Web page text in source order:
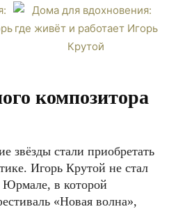
композитора
звёзды стали приобретать
Игорь Крутой не стал
в которой
«Новая волна»,